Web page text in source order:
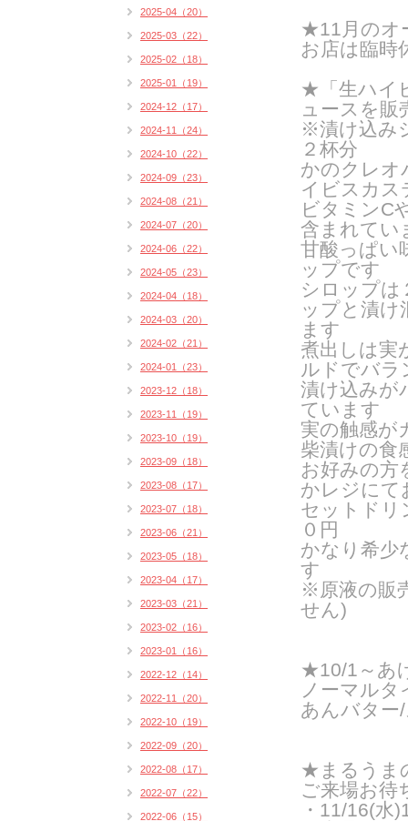
★11月のオ
お店は臨時
★「生ハイ
ュースを販
※漬け込み
２杯分
かのクレオ
イビスカス
ビタミンC
含まれてい
甘酸っぱい
ップです
シロップは
ップと漬け
ます
煮出しは実
ルドでバラ
漬け込みが
ています
実の触感が
柴漬けの食
お好みの方
かレジにて
セットドリ
０円
かなり希少
す
※原液の販
せん)
★10/1～あ
ノーマル
あんバタ
★まるうま
ご来場お待
・11/16(水
2025-04（20）
2025-03（22）
2025-02（18）
2025-01（19）
2024-12（17）
2024-11（24）
2024-10（22）
2024-09（23）
2024-08（21）
2024-07（20）
2024-06（22）
2024-05（23）
2024-04（18）
2024-03（20）
2024-02（21）
2024-01（23）
2023-12（18）
2023-11（19）
2023-10（19）
2023-09（18）
2023-08（17）
2023-07（18）
2023-06（21）
2023-05（18）
2023-04（17）
2023-03（21）
2023-02（16）
2023-01（16）
2022-12（14）
2022-11（20）
2022-10（19）
2022-09（20）
2022-08（17）
2022-07（22）
2022-06（15）